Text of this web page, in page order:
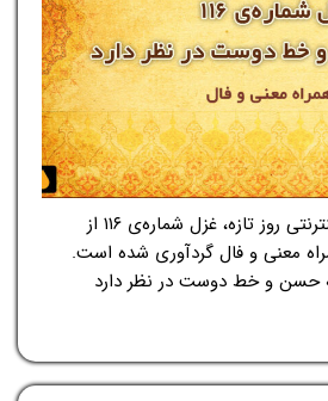
در این بخش از مجله‌ی اینترنتی روز تازه، غزل شماره‌ی ۱۱۶ از
معنی و فال گردآوری شده است.